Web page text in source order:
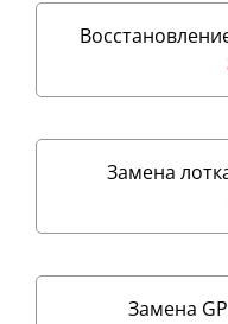
Замена
Замена